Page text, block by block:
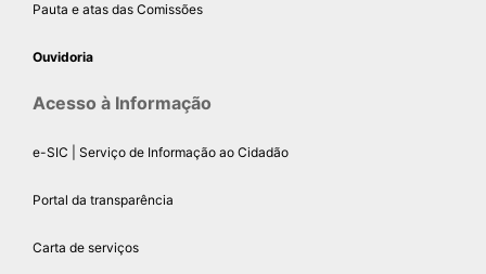
Pauta e atas das Comissões
Ouvidoria
Acesso à Informação
e-SIC | Serviço de Informação ao Cidadão
Portal da transparência
Carta de serviços